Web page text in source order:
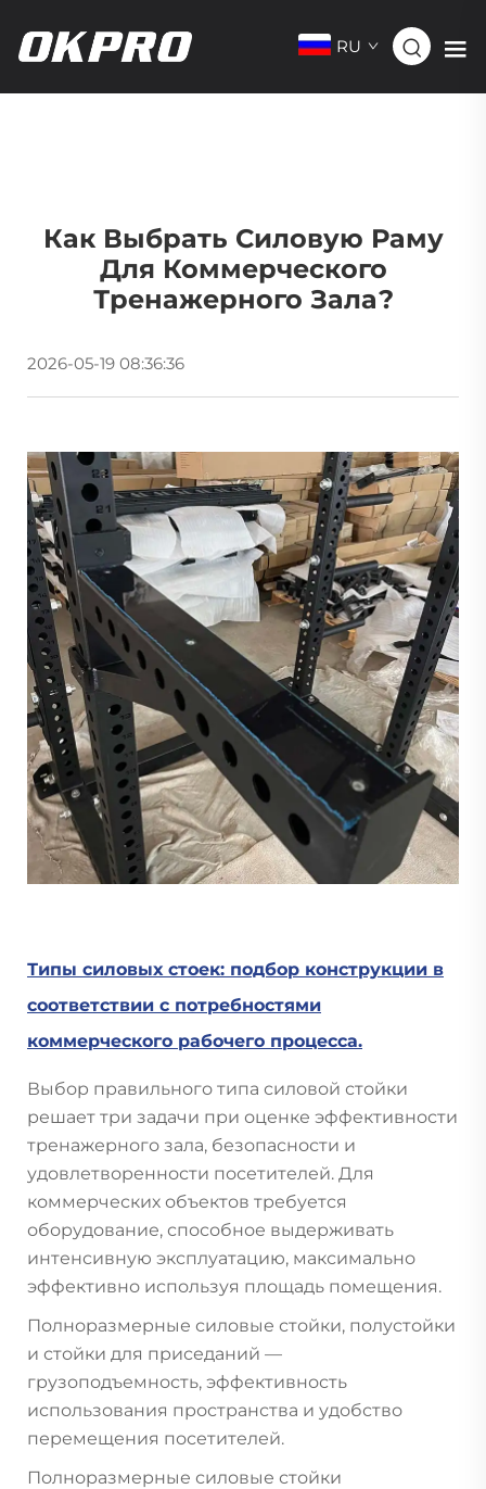
RU
Как Выбрать Силовую Раму
Для Коммерческого
Тренажерного Зала?
2026-05-19 08:36:36
Типы силовых стоек: подбор конструкции в
соответствии с потребностями
коммерческого рабочего процесса.
Выбор правильного типа силовой стойки
решает три задачи при оценке эффективности
тренажерного зала, безопасности и
удовлетворенности посетителей. Для
коммерческих объектов требуется
оборудование, способное выдерживать
интенсивную эксплуатацию, максимально
эффективно используя площадь помещения.
Полноразмерные силовые стойки, полустойки
и стойки для приседаний —
грузоподъемность, эффективность
использования пространства и удобство
перемещения посетителей.
Полноразмерные силовые стойки